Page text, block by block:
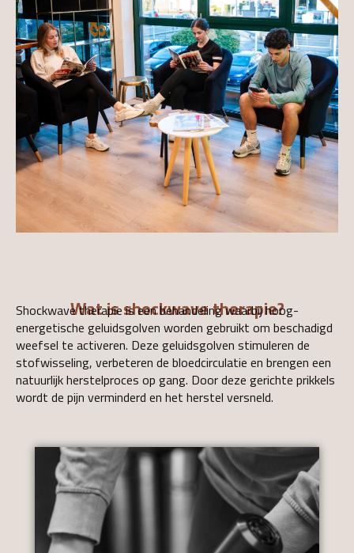
Wat is shockwave therapie?
Shockwave therapie is een behandeling waarbij hoog-
energetische geluidsgolven worden gebruikt om beschadigd
weefsel te activeren. Deze geluidsgolven stimuleren de
stofwisseling, verbeteren de bloedcirculatie en brengen een
natuurlijk herstelproces op gang. Door deze gerichte prikkels
wordt de pijn verminderd en het herstel versneld.